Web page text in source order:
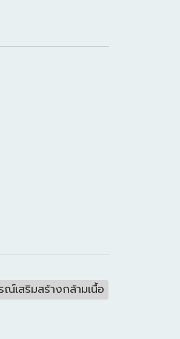
เสริมสร้างกล้ามเนื้อ